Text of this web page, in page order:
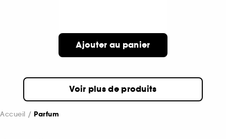
Ajouter au panier
Voir plus de produits
Accueil Parfum